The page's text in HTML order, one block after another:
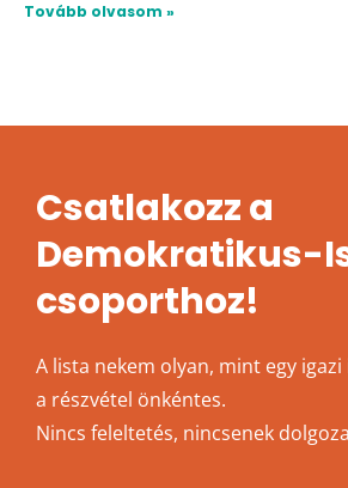
Tovább olvasom »
Csatlakozz a
Demokratikus-
csoporthoz!
A lista nekem olyan, mint egy
a részvétel önkéntes.
Nincs feleltetés, nincsenek